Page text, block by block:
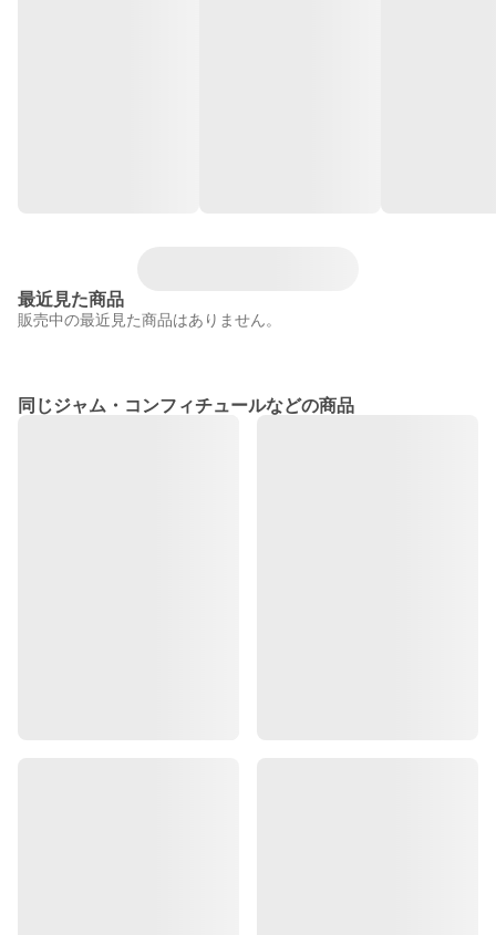
最近見た商品
販売中の最近見た商品はありません。
同じジャム・コンフィチュールなどの商品